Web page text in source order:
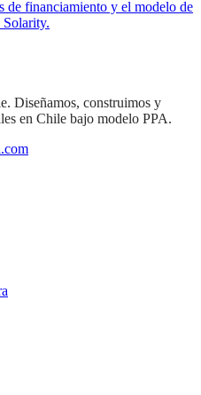
de financiamiento y el modelo de
Diseñamos, construimos y
en Chile bajo modelo PPA.